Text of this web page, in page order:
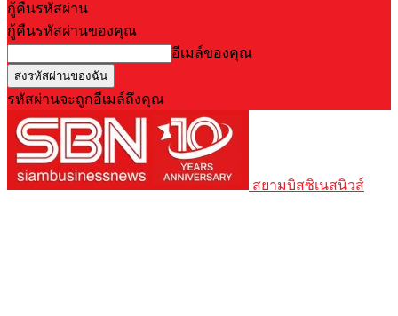
กู้คืนรหัสผ่าน
กู้คืนรหัสผ่านของคุณ
อีเมล์ของคุณ
รหัสผ่านจะถูกอีเมล์ถึงคุณ
สยามบิสซิเนสนิวส์